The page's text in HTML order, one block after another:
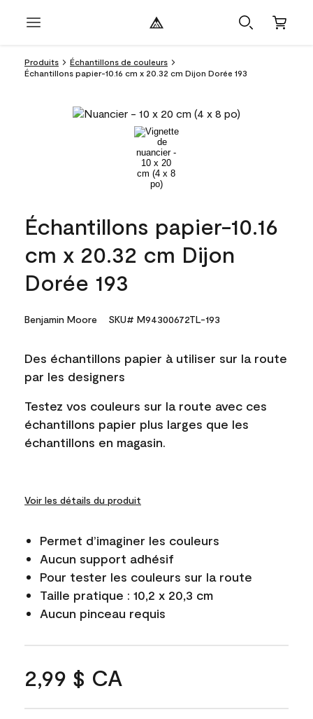
Produits
Échantillons de couleurs
Échantillons papier-10.16 cm x 20.32 cm Dijon Dorée 193
Échantillons papier-10.16
cm x 20.32 cm Dijon
Dorée 193
Benjamin Moore SKU# M94300672TL-193
Des échantillons papier à utiliser sur la route
par les designers
Testez vos couleurs sur la route avec ces
échantillons papier plus larges que les
échantillons en magasin.
Voir les détails du produit
Permet d’imaginer les couleurs
Aucun support adhésif
Pour tester les couleurs sur la route
Taille pratique : 10,2 x 20,3 cm
Aucun pinceau requis
2,99 $ CA